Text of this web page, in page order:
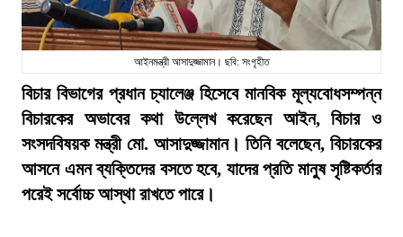
আইনমন্ত্রী আসাদুজ্জামান। ছবি: সংগৃহীত
বিচার বিভাগের প্রধান চ্যালেঞ্জ হিসেবে মানবিক মূল্যবোধসম্পন্ন
বিচারকের অভাবের কথা উল্লেখ করেছেন আইন, বিচার ও
সংসদবিষয়ক মন্ত্রী মো. আসাদুজ্জামান। তিনি বলেছেন, বিচারকের
আসনে এমন ব্যক্তিদের বসতে হবে, যাদের প্রতি মানুষ সৃষ্টিকর্তার
পরেই সর্বোচ্চ আস্থা রাখতে পারে।